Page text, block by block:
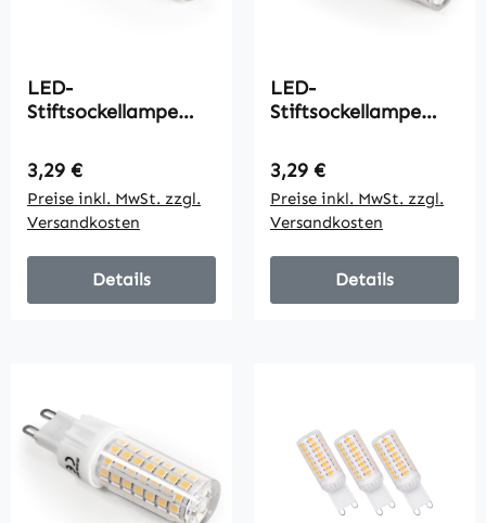
LED-
Stiftsockellampe
490 lm, warmweiß
Regulärer Preis:
3,29 €
Preise inkl. MwSt. zzgl.
Versandkosten
Details
LED-
Stiftsockellampe
720lm, 3000K,
warmweiß
Regulärer Preis:
3,29 €
Preise inkl. MwSt. zzgl.
Versandkosten
Details